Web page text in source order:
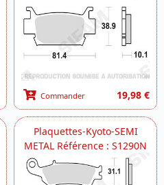
Commander 19,98 €
Plaquettes-Kyoto-SEMI
METAL Référence : S1290N